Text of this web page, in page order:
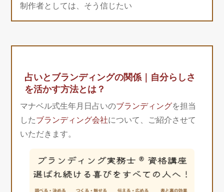
制作者としては、そう信じたい
占いとブランディングの関係｜自分らしさ
を活かす方法とは？
マナベル式生年月日占いのブランディングを担当
したブランディング会社について、ご紹介させて
いただきます。